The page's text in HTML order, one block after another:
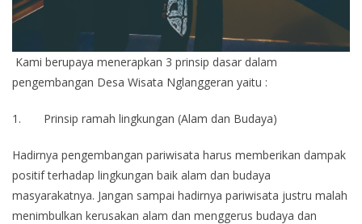
Kami berupaya menerapkan 3 prinsip dasar dalam
pengembangan Desa Wisata Nglanggeran yaitu :
1. Prinsip ramah lingkungan (Alam dan Budaya)
Hadirnya pengembangan pariwisata harus memberikan dampak
positif terhadap lingkungan baik alam dan budaya
masyarakatnya. Jangan sampai hadirnya pariwisata justru malah
menimbulkan kerusakan alam dan menggerus budaya dan